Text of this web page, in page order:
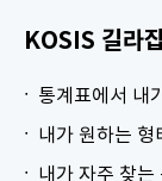
KOSIS 길라
통계표에서 내
내가 자주 찾는